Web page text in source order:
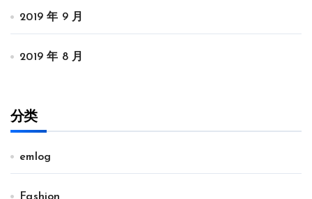
2019 年 9 月
2019 年 8 月
分类
emlog
Fashion